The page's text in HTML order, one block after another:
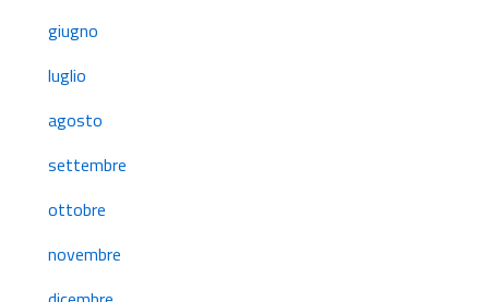
giugno
luglio
agosto
settembre
ottobre
novembre